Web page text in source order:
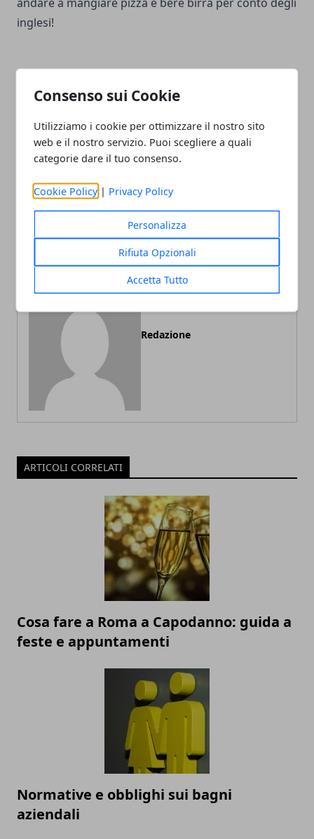
Consenso sui Cookie
Utilizziamo i cookie per ottimizzare il nostro sito
web e il nostro servizio. Puoi scegliere a quali
categorie dare il tuo consenso.
Cookie Policy | Privacy Policy
Personalizza
Rifiuta Opzionali
Accetta Tutto
inglesi!
Articolo Precedente
Visitare Goteborg
Eliminare un video da
YouTube: ecco come fare
Redazione
ARTICOLI CORRELATI
Cosa fare a Roma a Capodanno: guida a
feste e appuntamenti
Normative e obblighi sui bagni
aziendali